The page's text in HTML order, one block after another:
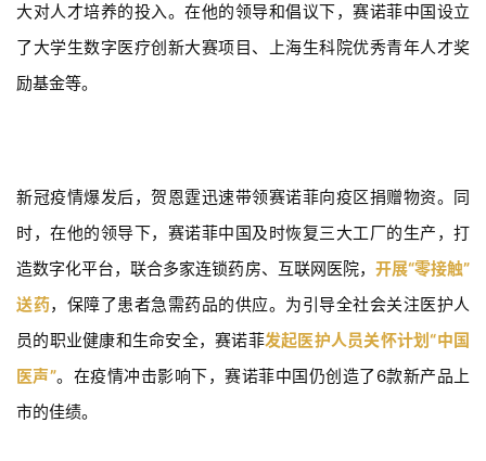
系
我
大对人才培养的投入。在他的领导和倡议下，赛诺菲中国设立
了大学生数字医疗创新大赛项目、上海生科院优秀青年人才奖
励基金等。
新冠疫情爆发后，贺恩霆迅速带领赛诺菲向疫区捐赠物资。同
时，在他的领导下，赛诺菲中国及时恢复三大工厂的生产，打
造数字化平台，联合多家连锁药房、互联网医院， 开展“零接触”
送药，保障了患者急需药品的供应。为引导全社会关注医护人
员的职业健康和生命安全，赛诺菲发起医护人员关怀计划“中国
医声”。在疫情冲击影响下，赛诺菲中国仍创造了6款新产品上
市的佳绩。